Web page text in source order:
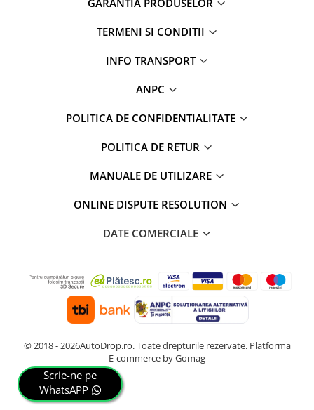
TERMENI SI CONDITII
INFO TRANSPORT
ANPC
POLITICA DE CONFIDENTIALITATE
POLITICA DE RETUR
MANUALE DE UTILIZARE
ONLINE DISPUTE RESOLUTION
DATE COMERCIALE
© 2018 - 2026AutoDrop.ro. Toate drepturile rezervate. Platforma
E-commerce by Gomag
Scrie-ne pe
WhatsAPP